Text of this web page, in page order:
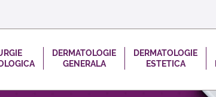
DERMATOLOGIE
GENERALA
DERMATOLOGIE
ESTETICA